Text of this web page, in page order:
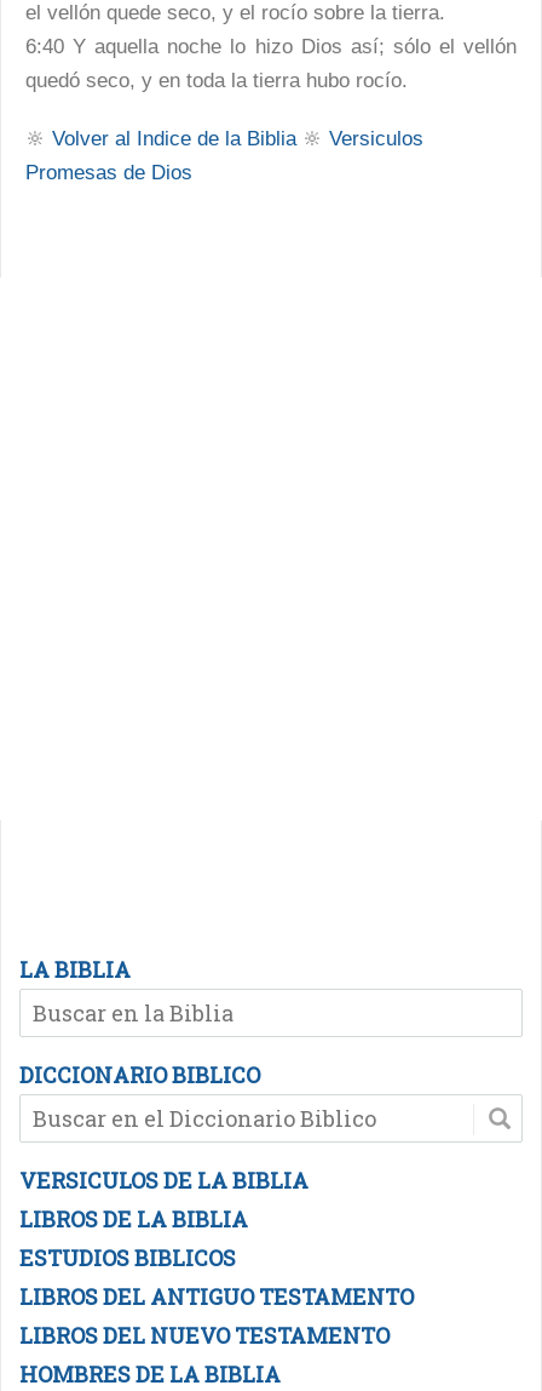
el vellón quede seco, y el rocío sobre la tierra.
6:40 Y aquella noche lo hizo Dios así; sólo el vellón
quedó seco, y en toda la tierra hubo rocío.
🔆 Volver al Indice de la Biblia🔆 Versiculos
Promesas de Dios
LA BIBLIA
DICCIONARIO BIBLICO
VERSICULOS DE LA BIBLIA
LIBROS DE LA BIBLIA
ESTUDIOS BIBLICOS
LIBROS DEL ANTIGUO TESTAMENTO
LIBROS DEL NUEVO TESTAMENTO
HOMBRES DE LA BIBLIA